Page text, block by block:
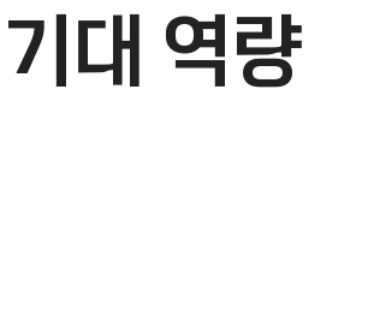
대 역량